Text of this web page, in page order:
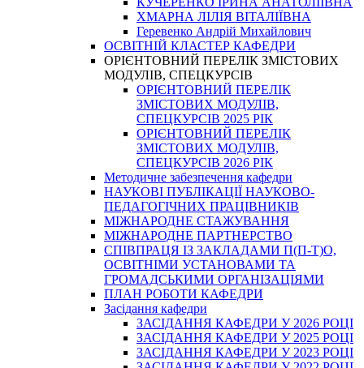
ХМАРНА ЛІЛІЯ ВІТАЛІЇВНА
Геревенко Андрій Михайлович
ОСВІТНІЙ КЛАСТЕР КАФЕДРИ
ОРІЄНТОВНИЙ ПЕРЕЛІК ЗМІСТОВИХ
МОДУЛІВ, СПЕЦКУРСІВ
ОРІЄНТОВНИЙ ПЕРЕЛІК
ЗМІСТОВИХ МОДУЛІВ,
СПЕЦКУРСІВ 2025 РІК
ОРІЄНТОВНИЙ ПЕРЕЛІК
ЗМІСТОВИХ МОДУЛІВ,
СПЕЦКУРСІВ 2026 РІК
Методичне забезпечення кафедри
НАУКОВІ ПУБЛІКАЦІЇ НАУКОВО-
ПЕДАГОГІЧНИХ ПРАЦІВНИКІВ
МІЖНАРОДНЕ СТАЖУВАННЯ
МІЖНАРОДНЕ ПАРТНЕРСТВО
СПІВПРАЦЯ ІЗ ЗАКЛАДАМИ П(П-Т)О,
ОСВІТНІМИ УСТАНОВАМИ ТА
ГРОМАДСЬКИМИ ОРГАНІЗАЦІЯМИ
ПЛАН РОБОТИ КАФЕДРИ
Засідання кафедри
ЗАСІДАННЯ КАФЕДРИ У 2026 РОЦІ
ЗАСІДАННЯ КАФЕДРИ У 2025 РОЦІ
ЗАСІДАННЯ КАФЕДРИ У 2023 РОЦІ